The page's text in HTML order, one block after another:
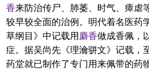
香来防治传尸、肺萎、时气、瘴虐
较早较全面的治例。明代着名医药
草纲目》中记载用麝香做成香佩，
症。据吴尚先《理瀹骈文》记载，
药堂就已制作了专门用来佩带的药